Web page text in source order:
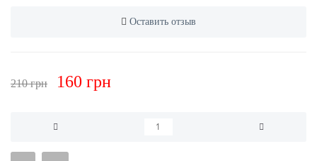
Оставить отзыв
210 грн 160 грн